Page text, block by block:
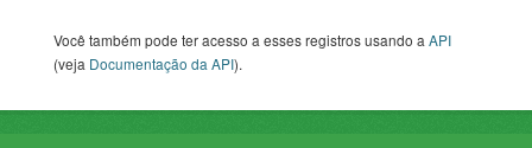
Você também pode ter acesso a esses registros usando aAPI
(veja Documentação da API).